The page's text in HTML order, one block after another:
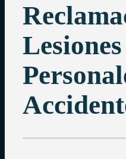
Lesiones